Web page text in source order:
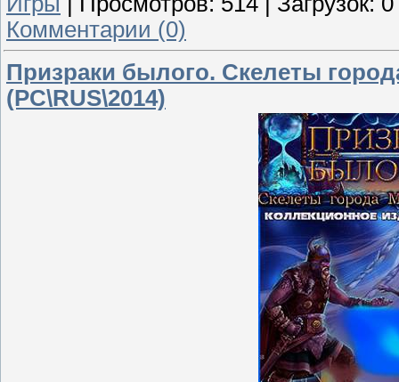
Комментарии (0)
Призраки былого. Скелеты
(PC\RUS\2014)